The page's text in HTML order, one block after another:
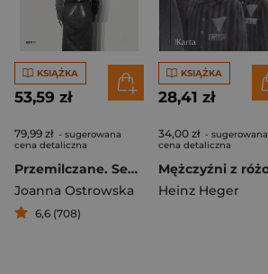
KSIĄŻKA
53,59 zł
79,99 zł - sugerowana
cena detaliczna
Przemilczane. Seksualna praca przymusowa w czasie II wojny światowej. Wydanie rozszerzone
Joanna Ostrowska
6,6 (708)
KSIĄŻKA
28,41 zł
34,00 zł - sugerowana
cena detaliczna
Heinz Heger